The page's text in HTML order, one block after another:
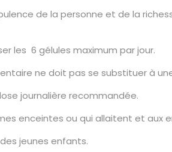
de la personne et de la
les 6 gélules maximum par jour.
ne doit pas se substituer à
journalière recommandée.
enceintes ou qui allaitent et aux
jeunes enfants.